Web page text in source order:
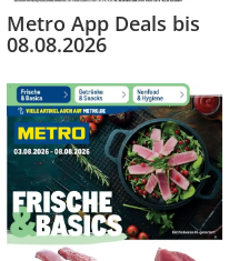
Metro App Deals bis
08.08.2026